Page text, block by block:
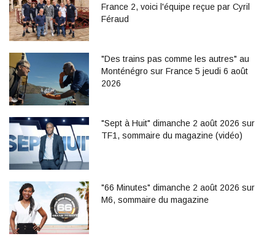
France 2, voici l'équipe reçue par Cyril
Féraud
"Des trains pas comme les autres" au
Monténégro sur France 5 jeudi 6 août
2026
"Sept à Huit" dimanche 2 août 2026 sur
TF1, sommaire du magazine (vidéo)
"66 Minutes" dimanche 2 août 2026 sur
M6, sommaire du magazine